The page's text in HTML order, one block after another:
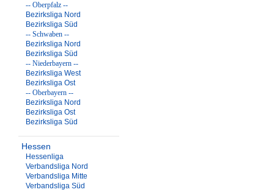
-- Oberpfalz --
Bezirksliga Nord
Bezirksliga Süd
-- Schwaben --
Bezirksliga Nord
Bezirksliga Süd
-- Niederbayern --
Bezirksliga West
Bezirksliga Ost
-- Oberbayern --
Bezirksliga Nord
Bezirksliga Ost
Bezirksliga Süd
Hessen
Hessenliga
Verbandsliga Nord
Verbandsliga Mitte
Verbandsliga Süd